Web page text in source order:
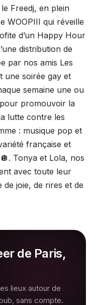
Freedj, en plein
WOOPIII qui réveille
d’un Happy Hour
distribution de
par nos amis Les
une soirée gay et
semaine une ou
promouvoir la
lutte contre les
: musique pop et
française et
Tonya et Lola, nos
avec toute leur
joie, de rires et de
de Paris,
lieux autour de
sans compte.